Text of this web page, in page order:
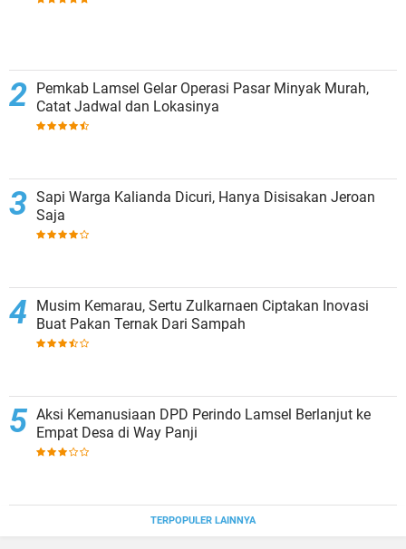
Pemkab Lamsel Gelar Operasi Pasar Minyak Murah,
Catat Jadwal dan Lokasinya
Sapi Warga Kalianda Dicuri, Hanya Disisakan Jeroan
Saja
Musim Kemarau, Sertu Zulkarnaen Ciptakan Inovasi
Buat Pakan Ternak Dari Sampah
Aksi Kemanusiaan DPD Perindo Lamsel Berlanjut ke
Empat Desa di Way Panji
TERPOPULER LAINNYA